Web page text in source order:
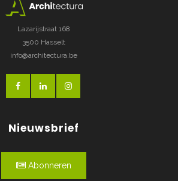
Lazarijstraat 168
3500 Hasselt
info@architectura.be
Nieuwsbrief
Abonneren